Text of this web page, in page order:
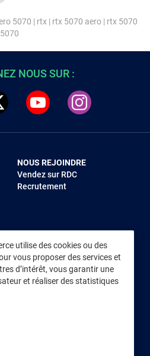
5070 | rtx | rtx 5070 aero | rtx 5070
utilise des cookies ou des
vous proposer des services et
d’intérêt, vous garantir une
et réaliser des statistiques
NOUS SUR :
NOUS REJOINDRE
Vendez sur RDC
Recrutement